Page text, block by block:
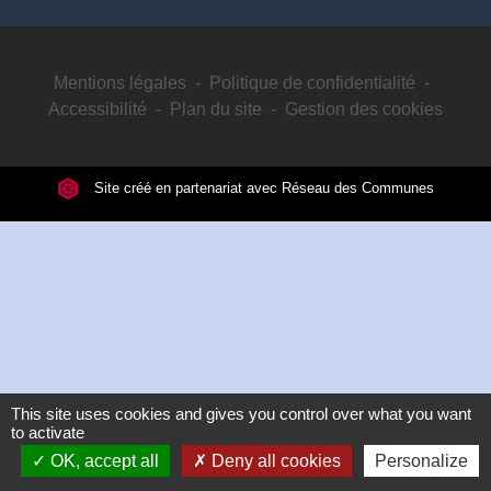
Mentions légales - Politique de confidentialité -
Accessibilité - Plan du site - Gestion des cookies
Site créé en partenariat avec Réseau des Communes
This site uses cookies and gives you control over what you want
to activate
OK, accept all
Deny all cookies Personalize